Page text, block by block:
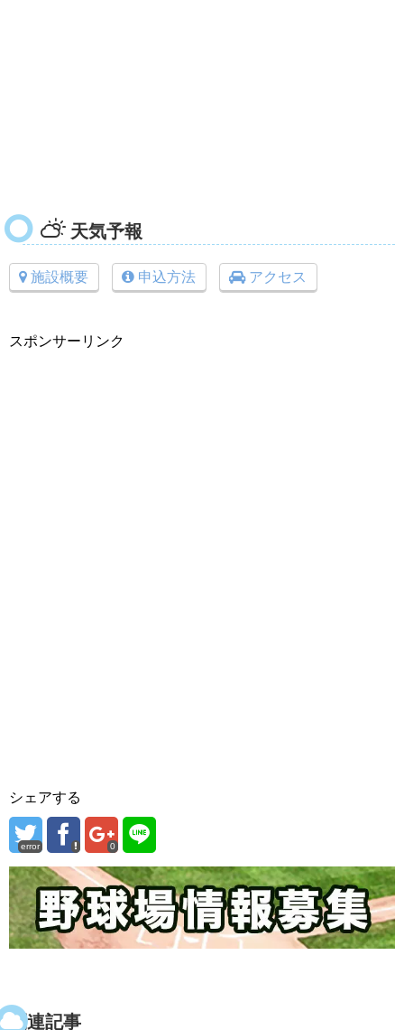
天気予報
施設概要 申込方法 アクセス
スポンサーリンク
シェアする
error 0
関連記事